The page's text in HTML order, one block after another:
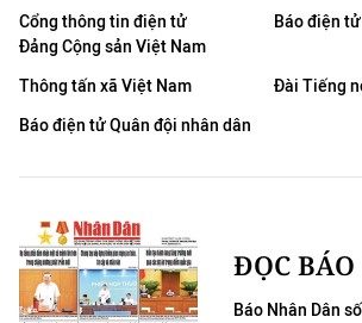
Cổng thông tin điện tử
Đảng Cộng sản Việt Nam
Báo điện
Thông tấn xã Việt Nam
Đài Tiếng
Báo điện tử Quân đội nhân dân
ĐỌC
Báo Nhân Dân